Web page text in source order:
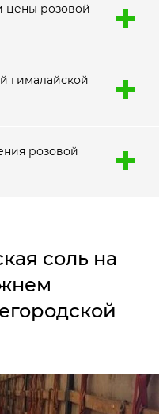
цены розовой
гималайской
розовой
соль на